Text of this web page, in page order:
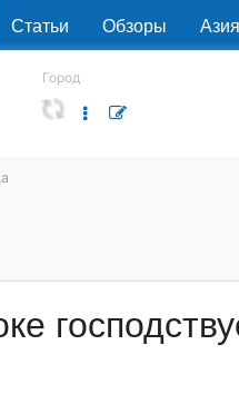
Статьи Обзоры Азия
Город